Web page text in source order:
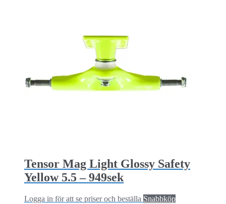
Tensor Mag Light Glossy Safety
Yellow 5.5 – 949sek
Logga in för att se priser och beställa Snabbköp